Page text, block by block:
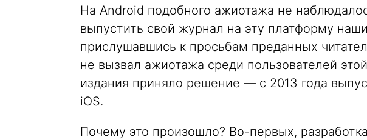
На Android подобного ажиотажа не
выпустить свой журнал на эту платформу
прислушавшись к просьбам преданных
не вызвал ажиотажа среди пользователей
издания приняло решение — с 2013 года
iOS.
Почему это произошло? Во-первых,